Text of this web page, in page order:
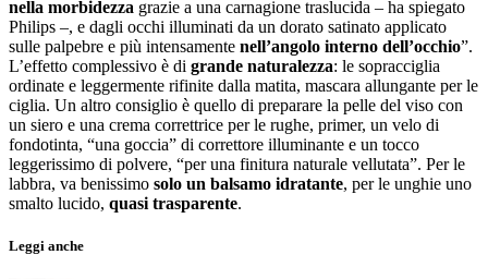
nella morbidezza grazie a una carnagione traslucida – ha spiegato
Philips –, e dagli occhi illuminati da un dorato satinato applicato
sulle palpebre e più intensamente nell’angolo interno dell’occhio”.
L’effetto complessivo è di grande naturalezza: le sopracciglia
ordinate e leggermente rifinite dalla matita, mascara allungante per le
ciglia. Un altro consiglio è quello di preparare la pelle del viso con
un siero e una crema correttrice per le rughe, primer, un velo di
fondotinta, “una goccia” di correttore illuminante e un tocco
leggerissimo di polvere, “per una finitura naturale vellutata”. Per le
labbra, va benissimo solo un balsamo idratante, per le unghie uno
smalto lucido, quasi trasparente.
Leggi anche